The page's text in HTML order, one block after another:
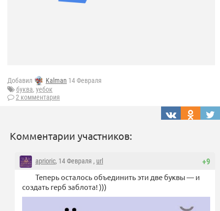
Добавил Kalman 14 Февраля
буква, уебок
2 комментария
Комментарии участников:
+9
aprioric, 14 Февраля , url
Теперь осталось объединить эти две буквы — и
создать герб заблота! )))